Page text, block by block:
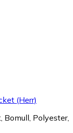
(Herr)
Bomull, Polyester,